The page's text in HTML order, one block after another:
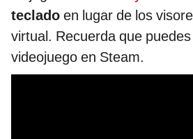
teclado en lugar de los
virtual. Recuerda que
videojuego en Steam.